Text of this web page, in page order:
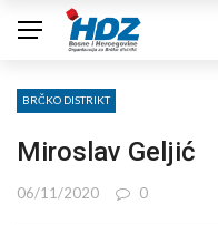
BRČKO DISTRIKT
Miroslav Geljić
06/11/2020 0